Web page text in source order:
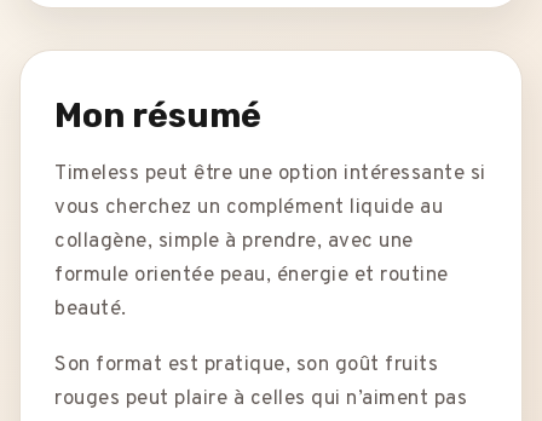
Mon résumé
Timeless peut être une option intéressante si
vous cherchez un complément liquide au
collagène, simple à prendre, avec une
formule orientée peau, énergie et routine
beauté.
Son format est pratique, son goût fruits
rouges peut plaire à celles qui n’aiment pas